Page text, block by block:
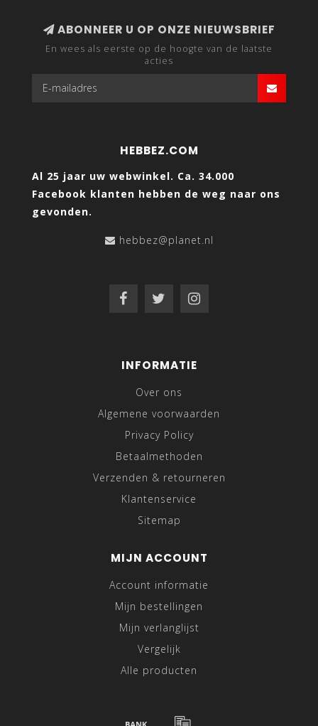
ABONNEER U OP ONZE NIEUWSBRIEF
En wees als eerste op de hoogte van de laatste
acties
HEBBEZ.COM
Al 25 jaar uw webwinkel. Ca. 34.000
Facebook klanten hebben de weg naar ons
gevonden.
hebbez@planet.nl
INFORMATIE
Over ons
Algemene voorwaarden
Privacy Policy
Betaalmethoden
Verzenden & retourneren
Klantenservice
Sitemap
MIJN ACCOUNT
Account informatie
Mijn bestellingen
Mijn verlanglijst
Vergelijk
Alle producten